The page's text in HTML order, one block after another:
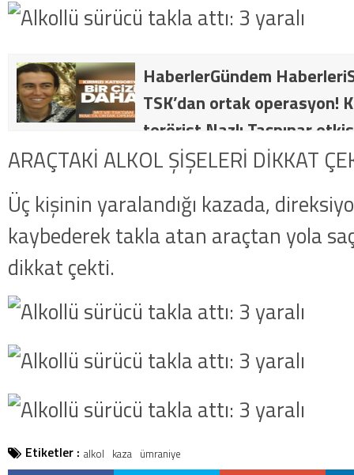
HaberlerGündem
TSK’dan ortak operasyon!
terörist Nazlı Taşpınar
dakika: MİT ve TSK’dan
getirildi .
ARAÇTAKİ ALKOL ŞİŞELERİ DİKKAT
Üç kişinin yaralandığı kazada,
kaybederek takla atan araçtan yola
dikkat çekti.
Etiketler : alkol kaza ümraniye